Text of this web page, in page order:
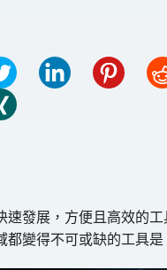
速發展，方便且高效的
都變得不可或缺的工具是